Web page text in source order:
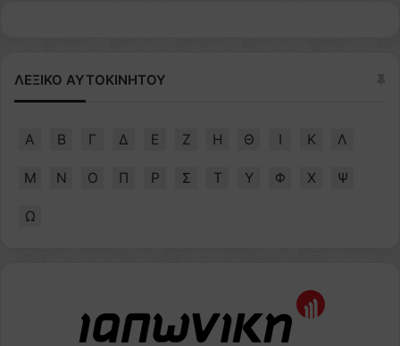
ΛΕΞΙΚΟ ΑΥΤΟΚΙΝΗΤΟΥ
Α Β Γ Δ Ε Ζ Η Θ Ι Κ Λ
Μ Ν Ο Π Ρ Σ Τ Υ Φ Χ Ψ
Ω